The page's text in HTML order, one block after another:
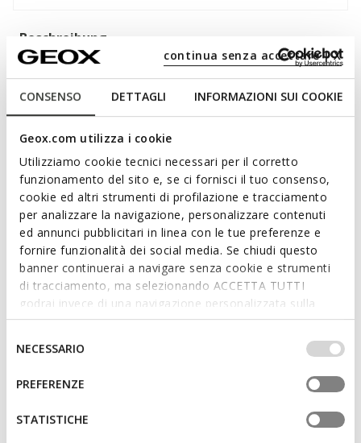
CONSENSO DETTAGLI INFORMAZIONI SUI COOKIE
Geox.com utilizza i cookie
Utilizziamo cookie tecnici necessari per il corretto
funzionamento del sito e, se ci fornisci il tuo consenso,
cookie ed altri strumenti di profilazione e tracciamento
per analizzare la navigazione, personalizzare contenuti
ed annunci pubblicitari in linea con le tue preferenze e
fornire funzionalità dei social media. Se chiudi questo
banner continuerai a navigare senza cookie e strumenti
di tracciamento, ma selezionando ACCETTA TUTTI
godrai invece di una navigazione personalizzata sulla
base dei tuoi gusti ed interessi. Selezionando
IMPOSTAZIONI potrai anche scegliere quali cookies ed
altri strumenti di tracciamento autorizzare. Per maggiori
informazioni o per modificare in qualsiasi momento le
tue impostazioni, visita la nostra
del
consenso
NECESSARIO
PREFERENZE
STATISTICHE
continua senza accettare | X
Beschreibung
Damenstiefelette mit niedrigem Absatz in femininem und
Farbton angeboten, ist sie aus weichem Wildleder gefertigt
und mit flachen Ziernieten verziert. Der atmungsaktive und
leichte Eliebeth rundet lässig-schicke Outfits ab, ohne dabei
auf Komfort zu verzichten.
PRODUKTCODE:D65BJA00022C6001
Mehr anzeigen
Eigenschaften
Schnelles und einfaches Anziehen
Absatzhöhe: 2,5 cm / 1"
Design ohne Verschluss, für schnelleres Anziehen
Materialien
Technologien